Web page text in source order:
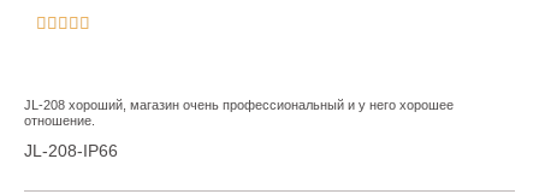

JL-208 хороший, магазин очень профессиональный и у него хорошее
отношение.
JL-208-IP66